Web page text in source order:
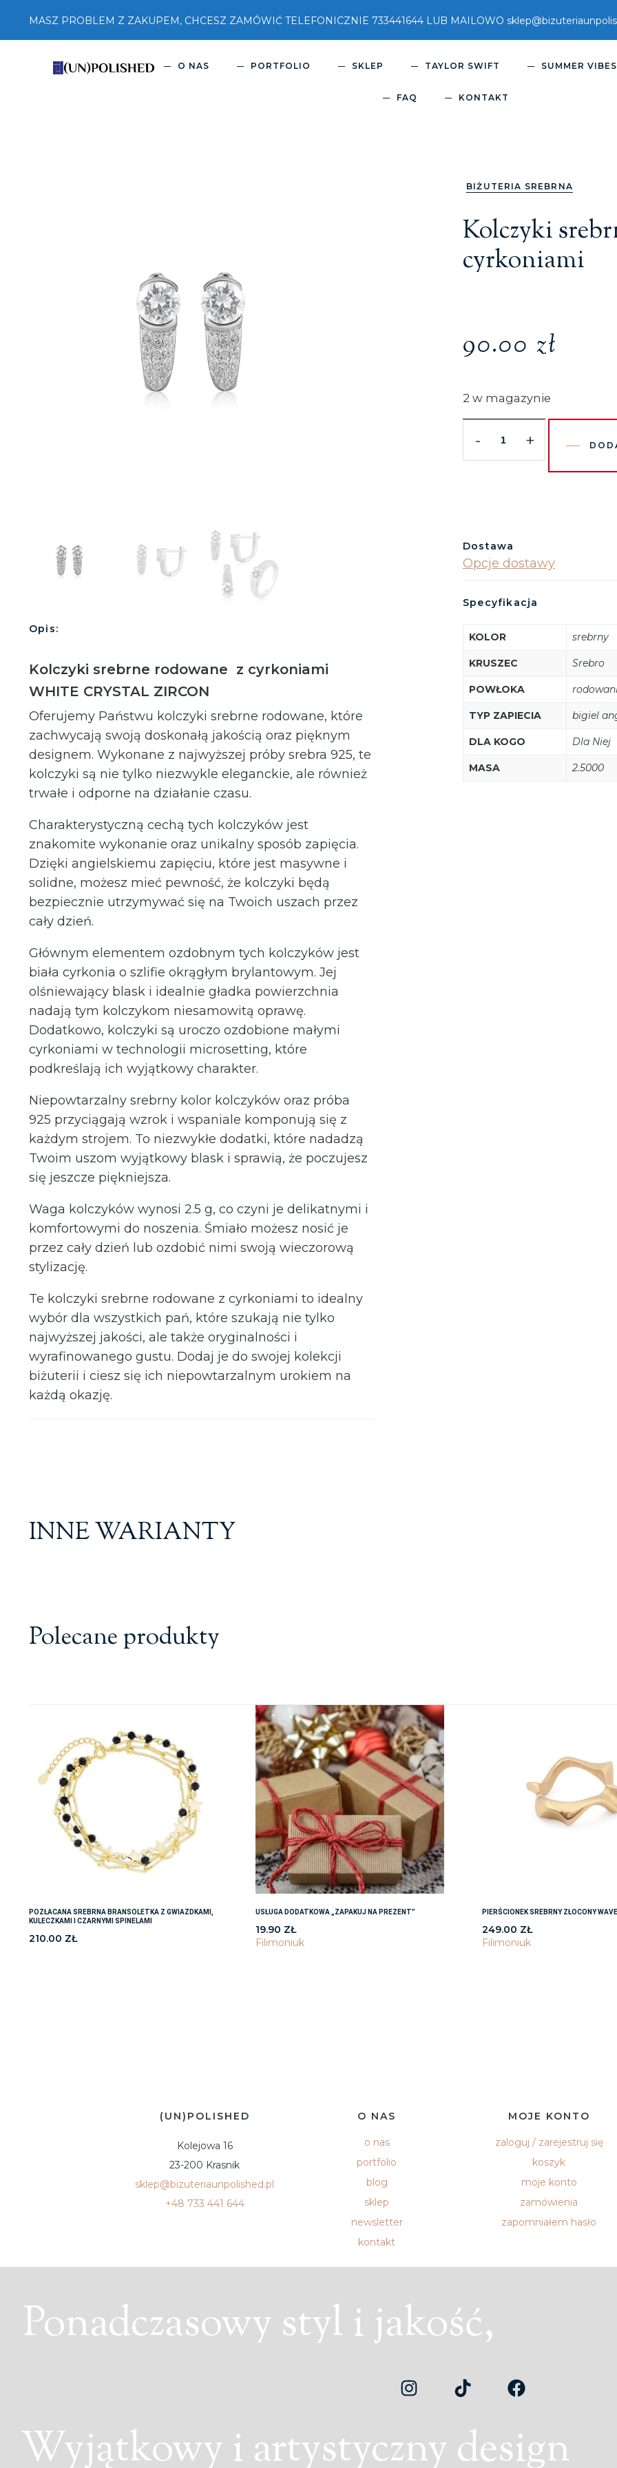
MASZ PROBLEM Z ZAKUPEM, CHCESZ ZAMÓWIĆ TELEFONICZNIE 733441644 LUB MAILOWO
O NAS PORTFOLIO SKLEP TAYLOR SWIFT SUMMER VIBES
FAQ KONTAKT
Opis:
Kolczyki srebrne rodowane z cyrkoniami
WHITE CRYSTAL ZIRCON
Oferujemy Państwu kolczyki srebrne rodowane, które
zachwycają swoją doskonałą jakością oraz pięknym
designem. Wykonane z najwyższej próby srebra 925, te
kolczyki są nie tylko niezwykle eleganckie, ale również
trwałe i odporne na działanie czasu.
Charakterystyczną cechą tych kolczyków jest
znakomite wykonanie oraz unikalny sposób zapięcia.
Dzięki angielskiemu zapięciu, które jest masywne i
solidne, możesz mieć pewność, że kolczyki będą
bezpiecznie utrzymywać się na Twoich uszach przez
cały dzień.
Głównym elementem ozdobnym tych kolczyków jest
biała cyrkonia o szlifie okrągłym brylantowym. Jej
olśniewający blask i idealnie gładka powierzchnia
nadają tym kolczykom niesamowitą oprawę.
Dodatkowo, kolczyki są uroczo ozdobione małymi
cyrkoniami w technologii microsetting, które
podkreślają ich wyjątkowy charakter.
Niepowtarzalny srebrny kolor kolczyków oraz próba
925 przyciągają wzrok i wspaniale komponują się z
każdym strojem. To niezwykłe dodatki, które nadadzą
Twoim uszom wyjątkowy blask i sprawią, że poczujesz
się jeszcze piękniejsza.
Waga kolczyków wynosi 2.5 g, co czyni je delikatnymi i
komfortowymi do noszenia. Śmiało możesz nosić je
przez cały dzień lub ozdobić nimi swoją wieczorową
stylizację.
Te kolczyki srebrne rodowane z cyrkoniami to idealny
wybór dla wszystkich pań, które szukają nie tylko
najwyższej jakości, ale także oryginalności i
wyrafinowanego gustu. Dodaj je do swojej kolekcji
biżuterii i ciesz się ich niepowtarzalnym urokiem na
każdą okazję.
BIŻUTERIA SREBRNA
Kolczyki
cyrkoniami
90.00 zł
2 w magazynie
- +
Dostawa
Opcje dostawy
Specyfikacja
KOLOR srebrny
KRUSZEC Srebro
POWŁOKA
TYP ZAPIECIA bigiel
DLA KOGO Dla Niej
MASA 2.5000
INNE WARIANTY
Polecane produkty
POZŁACANA SREBRNA BRANSOLETKA Z GWIAZDKAMI,
KULECZKAMI I CZARNYMI SPINELAMI
210.00 ZŁ
USŁUGA DODATKOWA „ZAPAKUJ NA PREZENT”
19.90 ZŁ
Filimoniuk
PIERŚCIONEK SREBRNY ZŁOCONY
249.00 ZŁ
Filimoniuk
(UN)POLISHED
Kolejowa 16
23-200 Krasnik
sklep@bizuteriaunpolished.pl
+48 733 441 644
O NAS
o nas
portfolio
blog
sklep
newsletter
kontakt
MOJE KONTO
zaloguj / zarejestruj się
koszyk
moje konto
zamówienia
zapomniałem hasło
Ponadczasowy styl i jakość,
Wyjątkowy i artystyczny design